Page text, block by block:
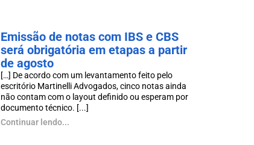
Emissão de notas com IBS e CBS
será obrigatória em etapas a partir
de agosto
[…] De acordo com um levantamento feito pelo
escritório Martinelli Advogados, cinco notas ainda
não contam com o layout definido ou esperam por
documento técnico. [...]
Continuar lendo...